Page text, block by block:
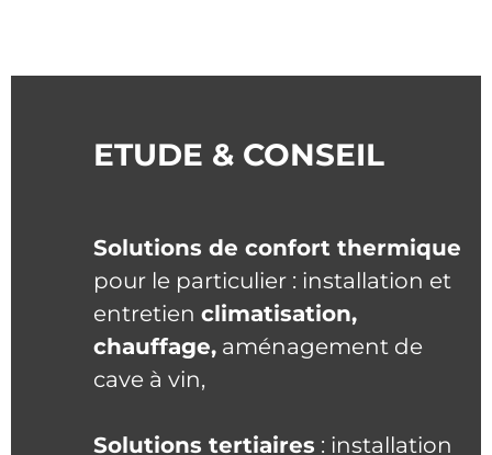
ETUDE & CONSEIL
Solutions de confort thermique
pour le particulier : installation et
entretien climatisation,
chauffage, aménagement de
cave à vin,
Solutions tertiaires : installation